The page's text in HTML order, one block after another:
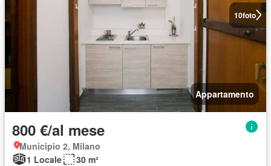
10foto
Appartamento
800 €/al mese
Municipio 2, Milano
1 Locale
30 m²